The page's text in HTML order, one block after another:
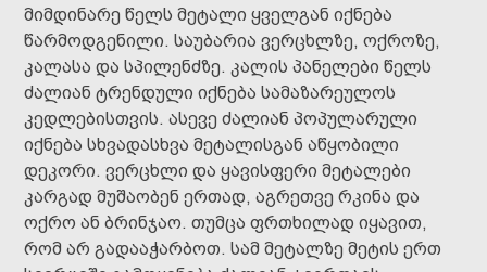
მიმდინარე წელს მეტალი ყველგან იქნება
წარმოდგენილი. საუბარია ვერცხლზე, ოქროზე,
კალასა და სპილენძზე. კალის პანელები წელს
ძალიან ტრენდული იქნება სამაზარეულოს
კედლებისთვის. ასევე ძალიან პოპულარული
იქნება სხვადასხვა მეტალისგან აწყობილი
დეკორი. ვერცხლი და ყავისფერი მეტალები
კარგად მუშაობენ ერთად, აგრეთვე რკინა და
ოქრო ან ბრინჯაო. თუმცა ფრთხილად იყავით,
რომ არ გადააჭარბოთ. სამ მეტალზე მეტის ერთ